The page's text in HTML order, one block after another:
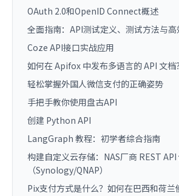
OAuth 2.0和OpenID Connect概述
全面指南：API测试定义、测试方法与
Coze API接口实战应用
如何在 Apifox 中发布多语言的 API 文档？
轻松掌握外国人微信支付的正确姿势
手把手教你使用盘古API
创建 Python API
LangGraph 教程：初学者综合指南
构建自定义云存储：NAS厂商 REST
（Synology/QNAP）
Pix支付方式是什么？如何在巴西和荷兰